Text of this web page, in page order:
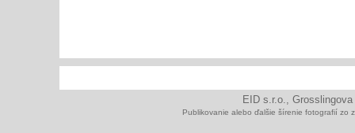
EID s.r.o.,
Publikovanie alebo ďalšie šírenie fotografií zo